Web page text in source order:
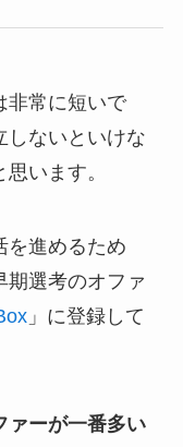
非常に短いで
しないといけな
います。
を進めるため
期選考のオファ
」に登録して
ァーが一番多い